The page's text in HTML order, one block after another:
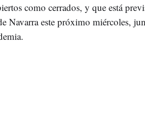
como cerrados, y que está
Navarra este próximo miércoles,